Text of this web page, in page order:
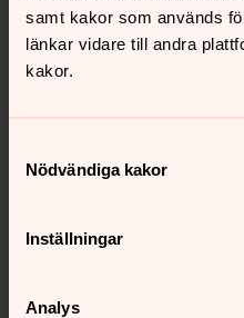
samt kakor som används
länkar vidare till andra
kakor.
Nödvändiga kakor
Inställningar
Analys
Kalender
Hitta snabbt